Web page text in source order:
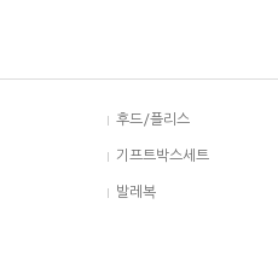
후드/플리스
기프트박스세트
발레복